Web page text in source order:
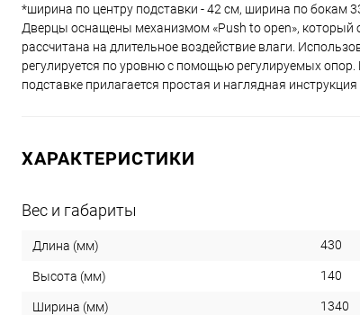
*ширина по центру подставки - 42 см, ширина по бокам
Дверцы оснащены механизмом «Push to open», который
рассчитана на длительное воздействие влаги.
регулируется по уровню с помощью регулируемых
подставке прилагается простая и наглядная инструкция
ХАРАКТЕРИСТИКИ
Вес и габариты
Длина (мм) 430
Высота (мм) 140
Ширина (мм) 1340